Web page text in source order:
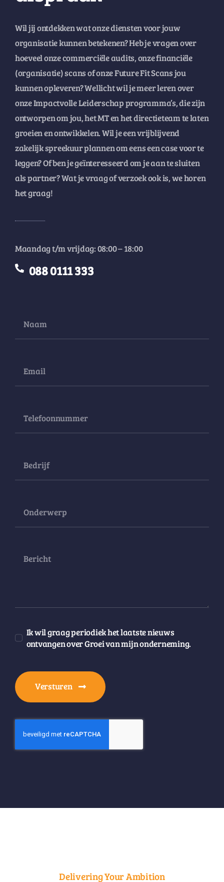
Wil jij ontdekken wat onze diensten voor jouw
organisatie kunnen betekenen? Heb je vragen over
hoeveel onze commerciële audits, onze financiële
(organisatie) scans of onze Future Fit Scans jou
kunnen opleveren? Wellicht wil je meer leren over
onze Impactvolle Leiderschap programma’s, die zijn
ontworpen om jou, het MT en het directieteam te laten
groeien en ontwikkelen. Wil je een vrijblijvend
zakelijk spreekuur plannen om eens een case voor te
leggen? Of ben je geïnteresseerd om je aan te sluiten
als partner? Wat je vraag of verzoek ook is, we horen
het graag!
Maandag t/m vrijdag: 08:00 – 18:00
088 0111 333
Ik wil graag periodiek het laatste nieuws
ontvangen over Groei van mijn onderneming.
Versturen
Delivering Your Ambition